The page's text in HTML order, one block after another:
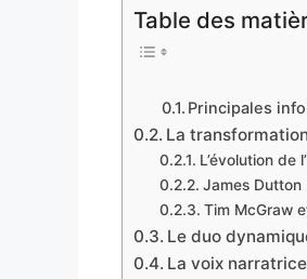
Table des
Principales
La
L’évolution de
James Dutton
Tim McGraw
Le duo
La voix narratrice